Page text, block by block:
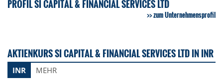
PROFIL SI CAPITAL & FINANCIAL SERVICES LTD
zum Unternehmensprofil
AKTIENKURS SI CAPITAL & FINANCIAL SERVICES LTD IN INR
INR MEHR